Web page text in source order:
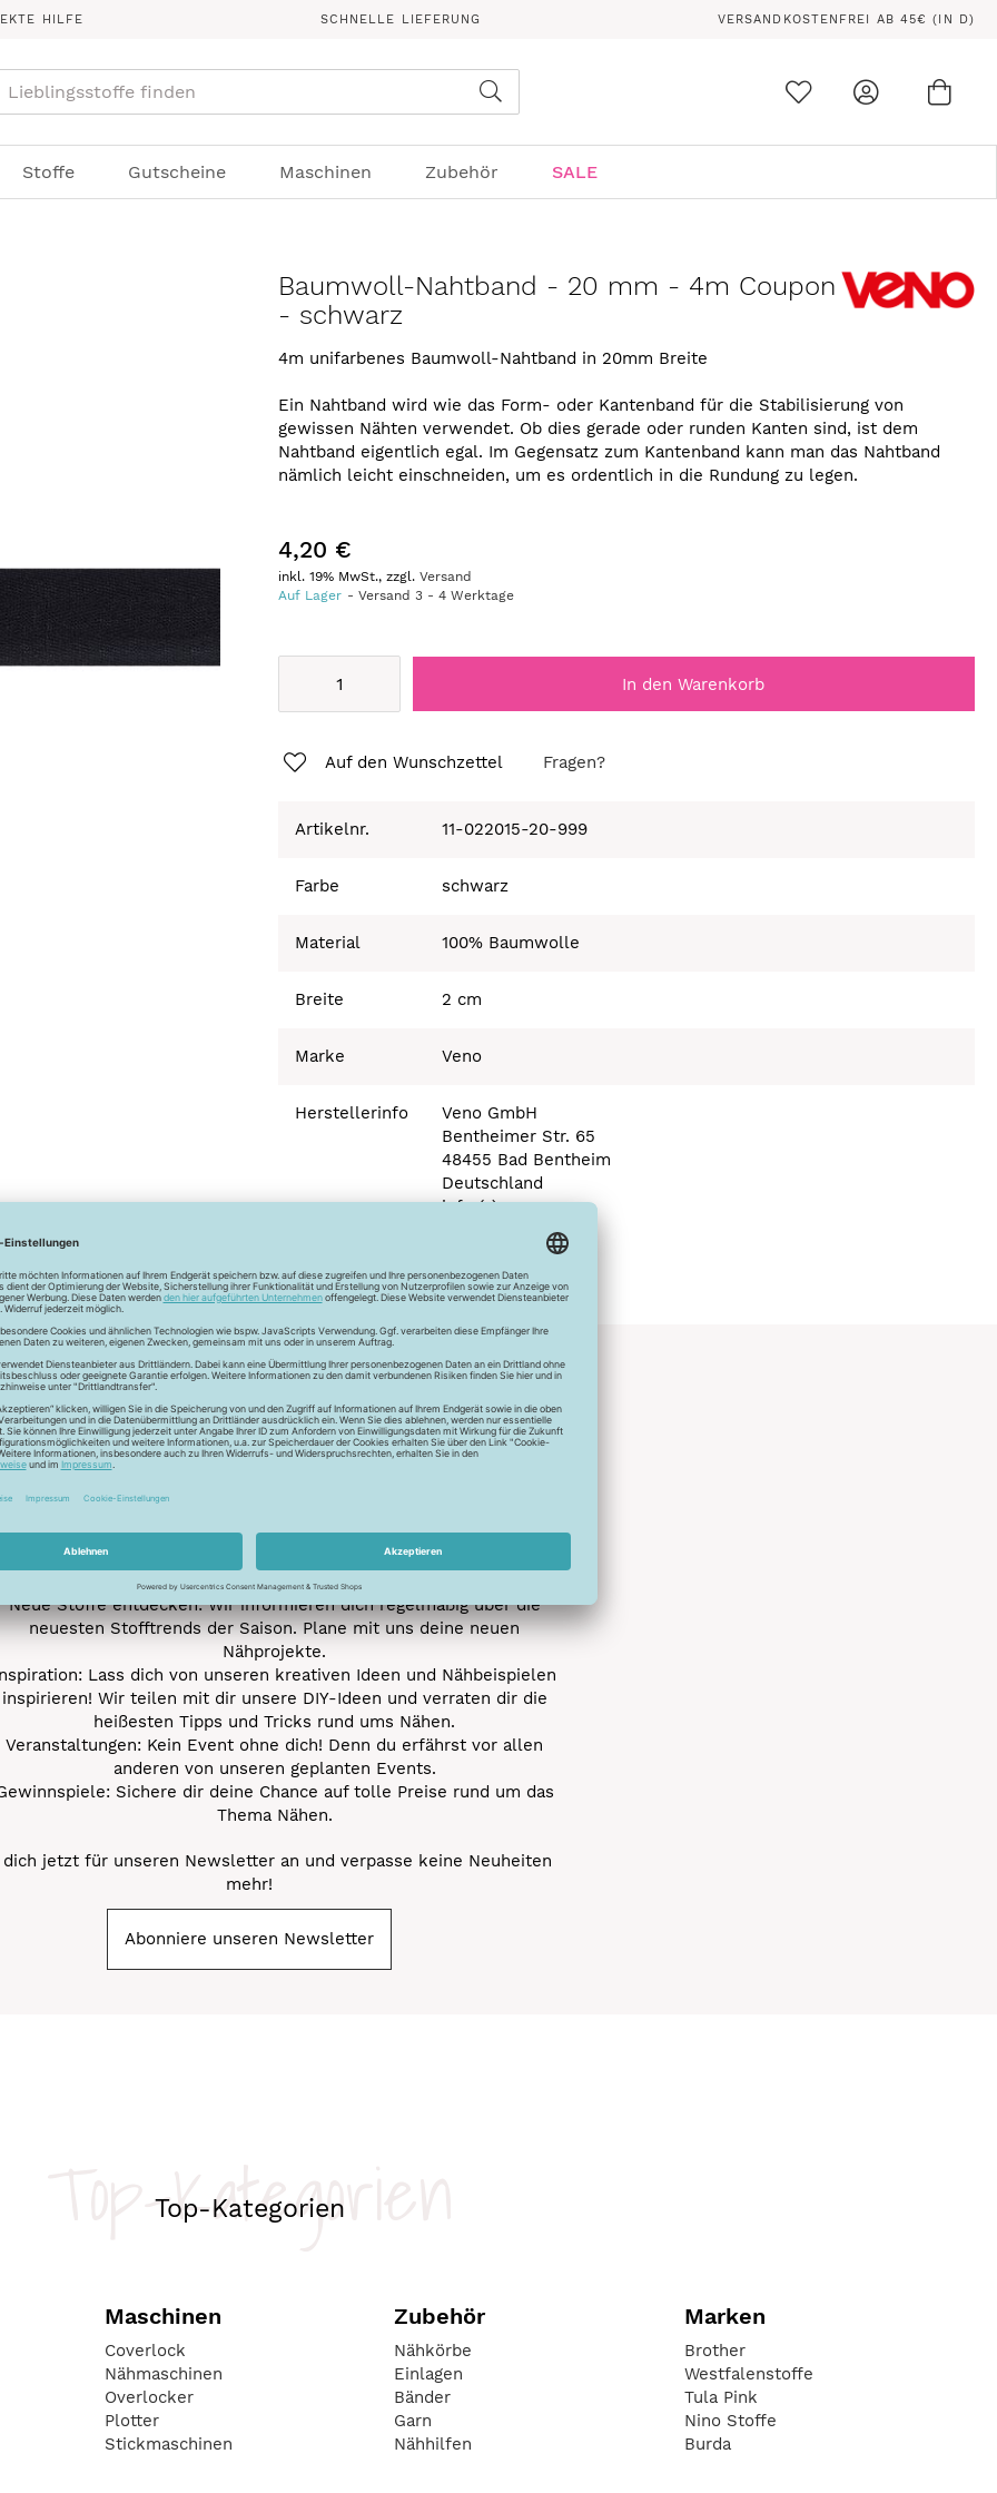
HILFE SCHNELLE LIEFERUNG VERSANDKOSTENFREI AB 45€ (IN D)
Stoffe Gutscheine Maschinen Zubehör SALE
Baumwoll-Nahtband - 20 mm - 4m Coupon
- schwarz
4m unifarbenes Baumwoll-Nahtband in 20mm Breite
Ein Nahtband wird wie das Form- oder Kantenband für die Stabilisierung von
gewissen Nähten verwendet. Ob dies gerade oder runden Kanten sind, ist dem
Nahtband eigentlich egal. Im Gegensatz zum Kantenband kann man das Nahtband
nämlich leicht einschneiden, um es ordentlich in die Rundung zu legen.
4,20 €
inkl. 19% MwSt., zzgl.Versand
Auf Lager
Versand3 -4 Werktage
In den Warenkorb
Auf den Wunschzettel Fragen?
Artikelnr. 11-022015-20-999
Farbe schwarz
Material 100% Baumwolle
Breite 2 cm
Marke Veno
Herstellerinfo
Veno GmbH
Bentheimer Str. 65
48455 Bad Bentheim
Deutschland
info (a) veno.com
Unser Newsletter
Newsletter
jetzt unseren exklusiven Newsletter und profitiere von zahlreichen
und Rabatte: Als Newsletter Abonnent erfährst du als erstes
von unseren Aktionen und Rabatten!
Neue Stoffe entdecken: Wir informieren dich regelmäßig über die
neuesten Stofftrends der Saison. Plane mit uns deine neuen
Nähprojekte.
Lass dich von unseren kreativen Ideen und Nähbeispielen
inspirieren! Wir teilen mit dir unsere DIY-Ideen und verraten dir die
heißesten Tipps und Tricks rund ums Nähen.
Veranstaltungen: Kein Event ohne dich! Denn du erfährst vor allen
anderen von unseren geplanten Events.
Sichere dir deine Chance auf tolle Preise rund um das
Thema Nähen.
jetzt für unseren Newsletter an und verpasse keine Neuheiten
mehr!
Abonniere unseren Newsletter
Top-Kategorien
Top-Kategorien
Maschinen
Coverlock
Nähmaschinen
Overlocker
Plotter
Stickmaschinen
Zubehör
Nähkörbe
Einlagen
Bänder
Garn
Nähhilfen
Marken
Brother
Westfalenstoffe
Tula Pink
Nino Stoffe
Burda